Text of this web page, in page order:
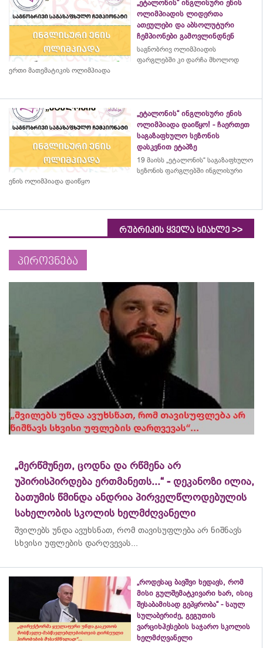
„ეტალონის“ ინგლისური ენის
ოლიმპიადის ლიდერთა
ათეულები და აბსოლუტური
ჩემპიონები გამოვლინდნენ
საგნობრივ ოლიმპიადის
ფარგლებში კი დარჩა მხოლოდ
ერთი მათემატიკის ოლიმპიადა
„ეტალონის“ ინგლისური ენის
ოლიმპიადა დაიწყო! - ჩაერთეთ
საგაზაფხულო სეზონის
დასკვნით ეტაპზე
19 მაისს „ეტალონის“ საგაზაფხულო
სეზონის ფარგლებში ინგლისური
ენის ოლიმპიადა დაიწყო
რუბრიკის ყველა სიახლე >>
პიროვნება
„მერწმუნეთ, ცოდნა და რწმენა არ
უპირისპირდება ერთმანეთს...“ - დეკანოზი ილია,
ბათუმის წმინდა ანდრია პირველწლოდებულის
სახელობის სკოლის ხელმძღვანელი
შვილებს უნდა ავუხსნათ, რომ თავისუფლება არ ნიშნავს
სხვისი უფლების დარღვევას...
„როდესაც ბავშვი ხედავს, რომ
მისი გულშემატკივარი ხარ, ისიც
შესაბამისად გეპყრობა“ - საულ
სულაბერიძე, გეგუთის
ვარციხჰესების საჯარო სკოლის
ხელმძღვანელი